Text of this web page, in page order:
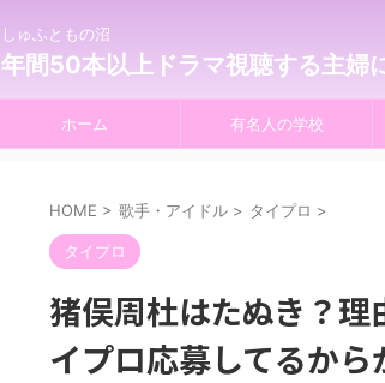
しゅふともの沼
年間50本以上ドラマ視聴する主婦
ホーム 有名人の学校
HOME > 歌手・アイドル > タイプロ >
タイプロ
猪俣周杜はたぬき？
イプロ応募してるから